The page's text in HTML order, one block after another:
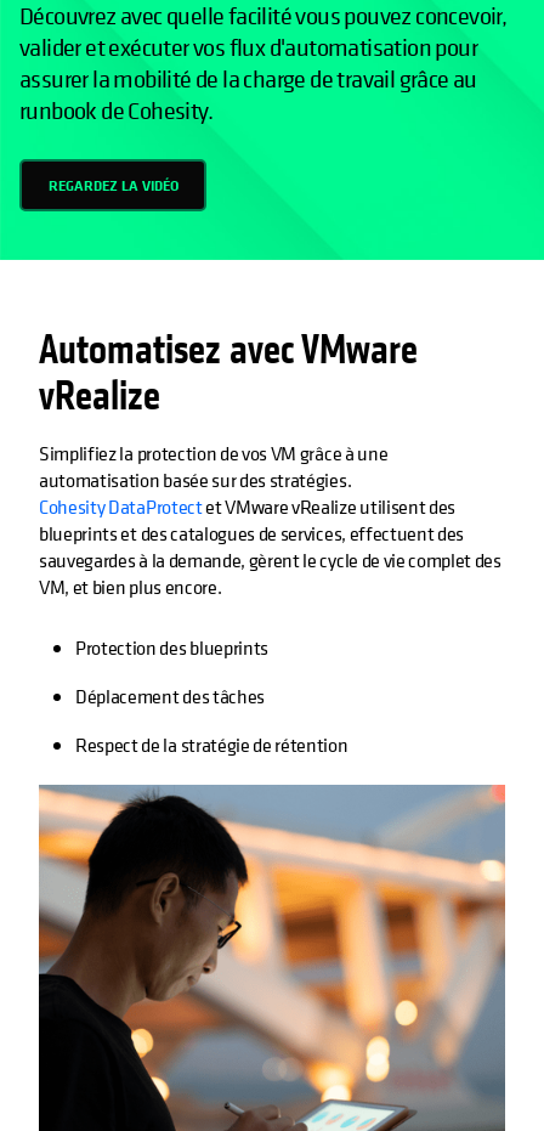
Découvrez avec quelle facilité vous pouvez concevoir,
valider et exécuter vos flux d'automatisation pour
assurer la mobilité de la charge de travail grâce au
runbook de Cohesity.
REGARDEZ LA VIDÉO
Automatisez avec VMware
vRealize
Simplifiez la protection de vos VM grâce à une
automatisation basée sur des stratégies.
Cohesity DataProtectet VMware vRealize utilisent des
blueprints et des catalogues de services, effectuent des
sauvegardes à la demande, gèrent le cycle de vie complet des
VM, et bien plus encore.
Protection des blueprints
Déplacement des tâches
Respect de la stratégie de rétention